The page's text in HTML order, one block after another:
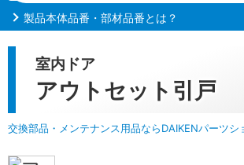
製品本体品番・部材品番とは？
室内ドア
アウトセット引戸
交換部品・メンテナンス用品ならDAIKENパーツシ